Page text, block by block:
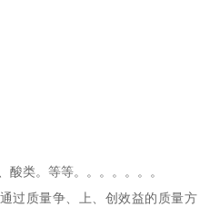
酸类。等等。。。。。。。
过质量争、上、创效益的质量方